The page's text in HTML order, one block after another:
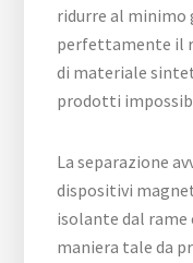
ridurre al minimo
perfettamente il
di materiale
prodotti
La separazione
dispositivi
isolante dal rame
maniera tale da